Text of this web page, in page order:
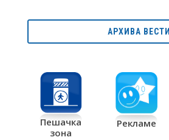
АРХИВА ВЕСТИ
Пешачка
зона
Рекламе